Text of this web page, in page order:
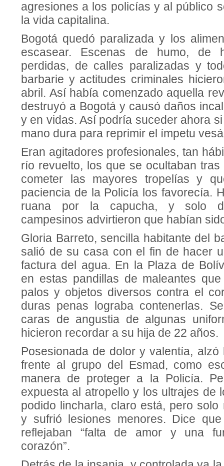
agresiones a los policías y al público
la vida capitalina.
Bogotá quedó paralizada y los
escasear. Escenas de humo, de
perdidas, de calles paralizadas y
barbarie y actitudes criminales
abril. Así había comenzado aquella
destruyó a Bogotá y causó daños
y en vidas. Así podría suceder ahora
mano dura para reprimir el ímpetu
Eran agitadores profesionales, tan
río revuelto, los que se ocultaban
cometer las mayores tropelías y
paciencia de la Policía los favorecía.
ruana por la capucha, y solo
campesinos advirtieron que habían
Gloria Barreto, sencilla habitante del
salió de su casa con el fin de hacer
factura del agua. En la Plaza de
en estas pandillas de maleantes
palos y objetos diversos contra el
duras penas lograba contenerlas.
caras de angustia de algunas
hicieron recordar a su hija de 22 años.
Posesionada de dolor y valentía,
frente al grupo del Esmad, como
manera de proteger a la Policía.
expuesta al atropello y los ultrajes de
podido lincharla, claro está, pero solo
y sufrió lesiones menores. Dice
reflejaban “falta de amor y una
corazón”.